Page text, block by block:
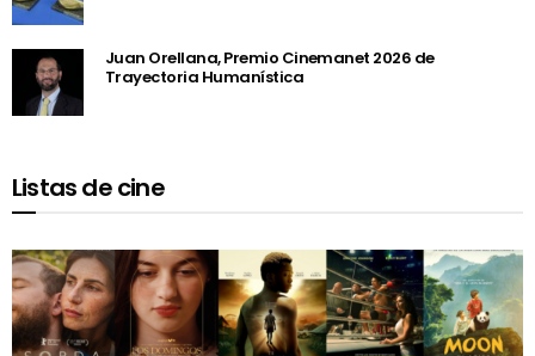
Juan Orellana, Premio Cinemanet 2026 de
Trayectoria Humanística
Listas de cine